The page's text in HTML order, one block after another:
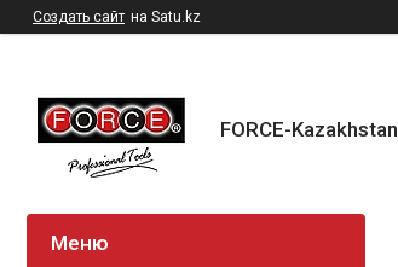
Создать сайт на Satu.kz
FORCE-Kazakhstan